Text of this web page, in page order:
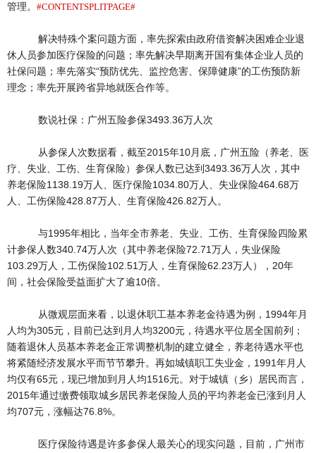
管理。 #CONTENTSPLITPAGE#
解决特殊个案问题方面，率先探索由政府借资解决困难企业退
休人员参加医疗保险的问题；率先解决早期离开国有集体企业人员的
社保问题；率先落实“预防优先、监控危害、保障健康”的工伤预防新
理念；率先开展跨省异地就医合作等。
数说社保：广州五险参保3493.36万人次
从参保人次数据看，截至2015年10月底，广州五险（养老、医
疗、失业、工伤、生育保险）参保人数已达到3493.36万人次，其中
养老保险1138.19万人、医疗保险1034.80万人、失业保险464.68万
人、工伤保险428.87万人、生育保险426.82万人。
与1995年相比，当年全市养老、失业、工伤、生育保险四险累
计参保人数340.74万人次（其中养老保险72.71万人，失业保险
103.29万人，工伤保险102.51万人，生育保险62.23万人），20年
间，社会保险受益面扩大了逾10倍。
从微观层面来看，以退休职工基本养老金待遇为例，1994年月
人均为305元，目前已达到月人均3200元，待遇水平位居全国前列；
随着退休人员基本养老金正常调整机制的建立健全，养老待遇水平也
将紧随经济发展水平而节节攀升。再如城镇职工失业金，1991年月人
均仅有65元，现已增加到月人均1516元。对于城镇（乡）居民而言，
2015年通过缴费领取城乡居民养老保险人员的平均养老金已涨到月人
均707元，涨幅达76.8%。
医疗保险待遇是许多参保人最关心的现实问题，目前，广州市